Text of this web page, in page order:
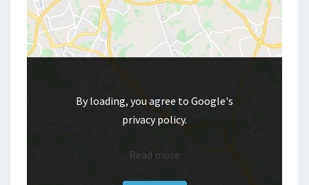
By loading, you agree to Google's
privacy policy.
Read more